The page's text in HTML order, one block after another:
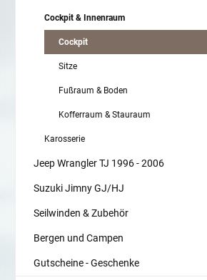
Cockpit & Innenraum
Cockpit
Sitze
Fußraum & Boden
Kofferraum & Stauraum
Karosserie
Jeep Wrangler TJ 1996 - 2006
Suzuki Jimny GJ/HJ
Seilwinden & Zubehör
Bergen und Campen
Gutscheine - Geschenke